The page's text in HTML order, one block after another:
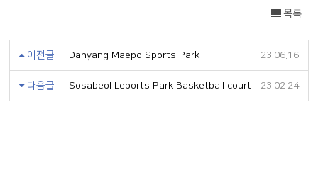
목록
이전글 Danyang Maepo Sports Park 23.06.16
다음글 Sosabeol Leports Park Basketball court 23.02.24